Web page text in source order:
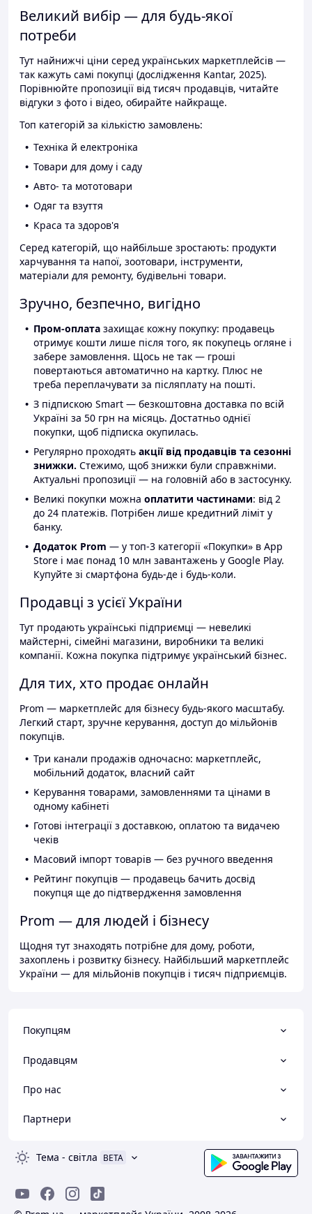
Великий вибір — для будь-якої
потреби
Тут найнижчі ціни серед українських маркетплейсів —
так кажуть самі покупці (дослідження Kantar, 2025).
Порівнюйте пропозиції від тисяч продавців, читайте
відгуки з фото і відео, обирайте найкраще.
Топ категорій за кількістю замовлень:
Техніка й електроніка
Товари для дому і саду
Авто- та мототовари
Одяг та взуття
Краса та здоров'я
Серед категорій, що найбільше зростають: продукти
харчування та напої, зоотовари, інструменти,
матеріали для ремонту, будівельні товари.
Зручно, безпечно, вигідно
Пром-оплата захищає кожну покупку: продавець
отримує кошти лише після того, як покупець огляне і
забере замовлення. Щось не так — гроші
повертаються автоматично на картку. Плюс не
треба переплачувати за післяплату на пошті.
З підпискою Smart — безкоштовна доставка по всій
Україні за 50 грн на місяць. Достатньо однієї
покупки, щоб підписка окупилась.
Регулярно проходять акції від продавців та сезонні
знижки. Стежимо, щоб знижки були справжніми.
Актуальні пропозиції — на головній або в застосунку.
Великі покупки можна оплатити частинами: від 2
до 24 платежів. Потрібен лише кредитний ліміт у
банку.
Додаток Prom — у топ-3 категорії «Покупки» в App
Store і має понад 10 млн завантажень у Google Play.
Купуйте зі смартфона будь-де і будь-коли.
Продавці з усієї України
Тут продають українські підприємці — невеликі
майстерні, сімейні магазини, виробники та великі
компанії. Кожна покупка підтримує український бізнес.
Для тих, хто продає онлайн
Prom — маркетплейс для бізнесу будь-якого масштабу.
Легкий старт, зручне керування, доступ до мільйонів
покупців.
Три канали продажів одночасно: маркетплейс,
мобільний додаток, власний сайт
Керування товарами, замовленнями та цінами в
одному кабінеті
Готові інтеграції з доставкою, оплатою та видачею
чеків
Масовий імпорт товарів — без ручного введення
Рейтинг покупців — продавець бачить досвід
покупця ще до підтвердження замовлення
Prom — для людей і бізнесу
Щодня тут знаходять потрібне для дому, роботи,
захоплень і розвитку бізнесу. Найбільший маркетплейс
України — для мільйонів покупців і тисяч підприємців.
Покупцям
Продавцям
Про нас
Партнери
Тема - світла BETA